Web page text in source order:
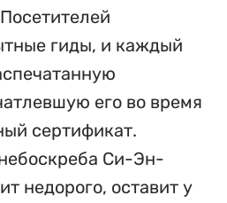
гиды, и каждый
его во время
сертификат.
Си-Эн-
недорого, оставит у